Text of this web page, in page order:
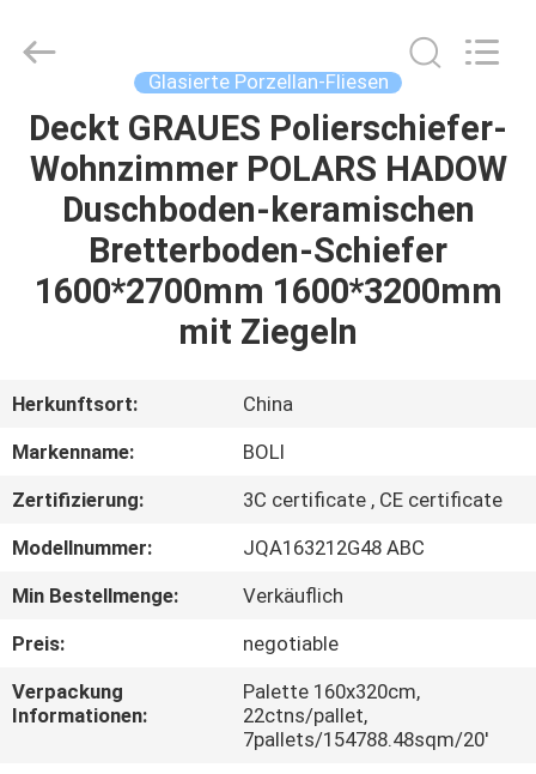
ZU
HAUSE
PRODUKTE
ÜBER
UNS
WERKSBESICHTIGUNG
QUALITÄTSKONTROLLE
MIT
CERAMICS
CO.,LTD..
Glasierte Porzellan-Fliesen
Deckt GRAUES Polierschiefer-
Wohnzimmer POLARS HADOW
Duschboden-keramischen
Bretterboden-Schiefer
1600*2700mm 1600*3200mm
mit Ziegeln
Herkunftsort:
China
Markenname:
BOLI
Zertifizierung:
3C certificate , CE certificate
Modellnummer:
JQA163212G48 ABC
Min Bestellmenge:
Verkäuflich
Preis:
negotiable
Verpackung
Informationen:
Palette 160x320cm,
22ctns/pallet,
7pallets/154788.48sqm/20'